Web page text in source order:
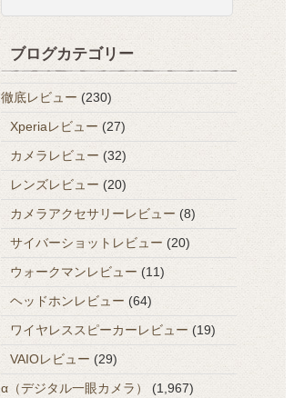
ブログカテゴリー
徹底レビュー (230)
Xperiaレビュー(27)
カメラレビュー (32)
レンズレビュー (20)
カメラアクセサリーレビュー (8)
サイバーショットレビュー (20)
ウォークマンレビュー (11)
ヘッドホンレビュー (64)
ワイヤレススピーカーレビュー (19)
VAIOレビュー (29)
α（デジタル一眼カメラ）
(1,967)